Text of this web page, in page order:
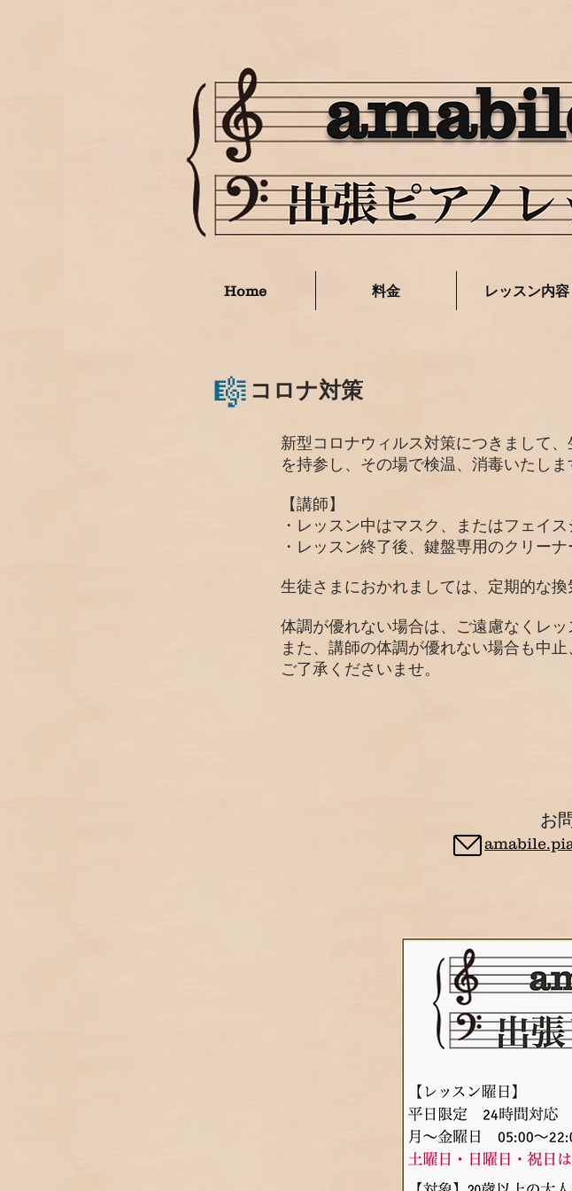
Home 料金 レッスン内容
コロナ対策
🎼
新型コロナウィルス対策につきまして
を持参し、その場で検温、消毒いたしま
【​講師】
・レッスン中はマスク、またはフェイ
・レッスン終了後、鍵盤専用のクリー
生徒さまにおかれましては、定期的な
体調が優れない場合は、ご遠慮なくレ
また、講師の体調が優れない場合も中
ご了承くださいませ。
お